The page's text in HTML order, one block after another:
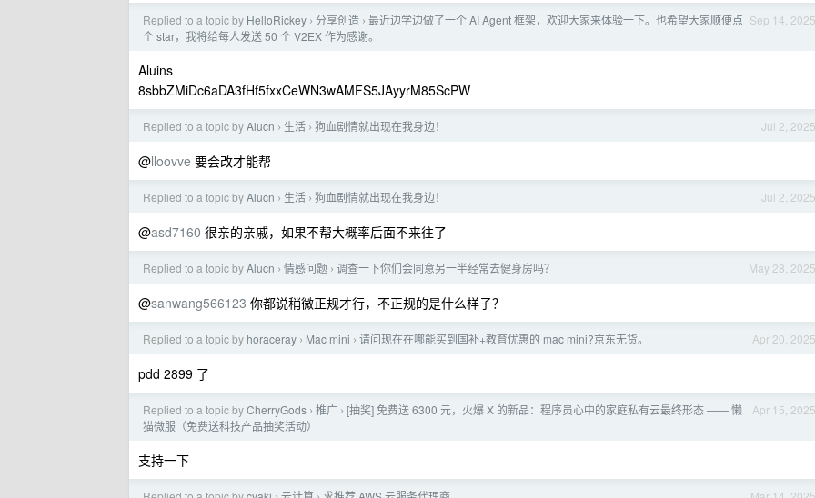
Sep 14, 2025
Replied to a topic by HelloRickey › 分享创造 › 最近边学边做了一个 AI Agent 框架，欢迎大家来体验一下。也希望大家顺便点
个 star，我将给每人发送 50 个 V2EX 作为感谢。
Aluins
8sbbZMiDc6aDA3fHf5fxxCeWN3wAMFS5JAyyrM85ScPW
Jul 2, 2025
Replied to a topic byAlucn › 生活 › 狗血剧情就出现在我身边！
@lloovve 要会改才能帮
Jul 2, 2025
Replied to a topic byAlucn › 生活 › 狗血剧情就出现在我身边！
@asd7160 很亲的亲戚，如果不帮大概率后面不来往了
May 28, 2025
Replied to a topic byAlucn › 情感问题 › 调查一下你们会同意另一半经常去健身房吗？
@sanwang566123 你都说稍微正规才行，不正规的是什么样子？
Apr 20, 2025
Replied to a topic by horaceray › Mac mini › 请问现在在哪能买到国补+教育优惠的 mac mini?京东无货。
pdd 2899 了
Apr 15, 2025
Replied to a topic byCherryGods › 推广 › [抽奖] 免费送 6300 元，火爆 X 的新品：程序员心中的家庭私有云最终形态 —— 懒
猫微服（免费送科技产品抽奖活动）
支持一下